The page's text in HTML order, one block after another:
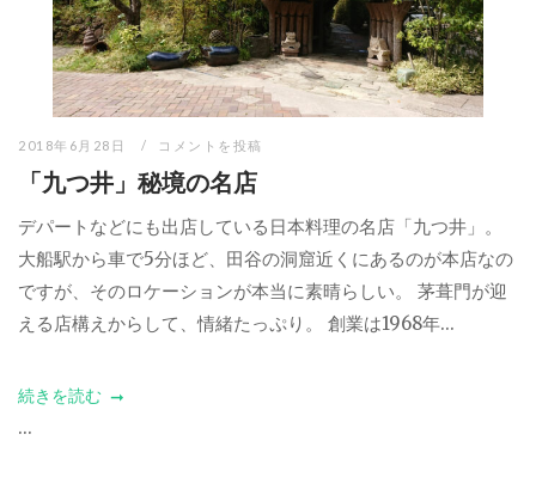
2018年6月28日 コメントを投稿
「九つ井」秘境の名店
デパートなどにも出店している日本料理の名店「九つ井」。
大船駅から車で5分ほど、田谷の洞窟近くにあるのが本店なの
ですが、そのロケーションが本当に素晴らしい。 茅葺門が迎
える店構えからして、情緒たっぷり。 創業は1968年...
続きを読む
...